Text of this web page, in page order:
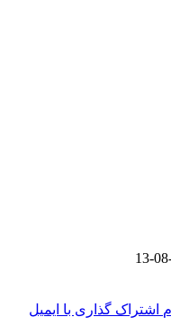
اشتراک گذاری با ایمیل